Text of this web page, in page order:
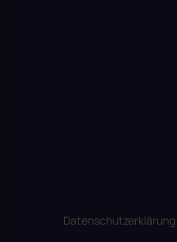
Datenschutzerklärung